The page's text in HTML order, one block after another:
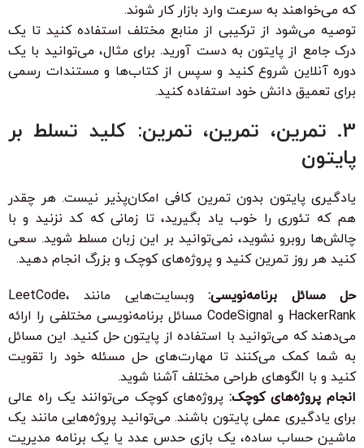
که می‌خواهند به سرعت وارد بازار کار شوند.
توصیه می‌شود از ترکیبی از منابع مختلف استفاده کنید تا یک
درک جامع از پایتون به دست آورید. برای مثال، می‌توانید با یک
دوره آنلاین شروع کنید و سپس از کتاب‌ها و مستندات رسمی
برای تعمیق دانش خود استفاده کنید.
3. تمرین، تمرین، تمرین: کلید تسلط بر
پایتون
یادگیری پایتون بدون تمرین کافی امکان‌پذیر نیست. هر چقدر
هم که تئوری را خوب یاد بگیرید، تا زمانی که کد نزنید و با
چالش‌ها روبرو نشوید، نمی‌توانید بر این زبان مسلط شوید. سعی
کنید هر روز تمرین کنید و پروژه‌های کوچک و بزرگ انجام دهید.
حل مسائل برنامه‌نویسی:
وبسایت‌هایی مانند LeetCode،
HackerRank و CodeSignal مسائل برنامه‌نویسی مختلفی را ارائه
می‌دهند که می‌توانید با استفاده از پایتون حل کنید. این مسائل
به شما کمک می‌کنند تا مهارت‌های حل مسئله خود را تقویت
کنید و با الگوهای طراحی مختلف آشنا شوید.
انجام پروژه‌های کوچک:پروژه‌های کوچک می‌توانند یک راه عالی
برای یادگیری عملی پایتون باشند. می‌توانید پروژه‌هایی مانند یک
ماشین حساب ساده، یک بازی حدس عدد یا یک برنامه مدیریت